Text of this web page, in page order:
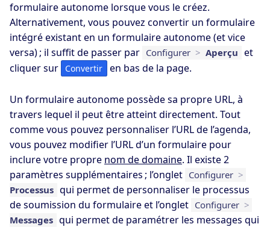
formulaire autonome lorsque vous le créez.
Alternativement, vous pouvez convertir un formulaire
intégré existant en un formulaire autonome (et vice
versa) ; il suffit de passer par Configurer > Aperçu et
cliquer sur
Convertir en bas de la page.
Un formulaire autonome possède sa propre URL, à
travers lequel il peut être atteint directement. Tout
comme vous pouvez personnaliser l’URL de l’agenda,
vous pouvez modifier l’URL d’un formulaire pour
inclure votre propre nom de domaine. Il existe 2
paramètres supplémentaires ; l’onglet Configurer >
Processus qui permet de personnaliser le processus
de soumission du formulaire et l’onglet Configurer >
Messages qui permet de paramétrer les messages qui